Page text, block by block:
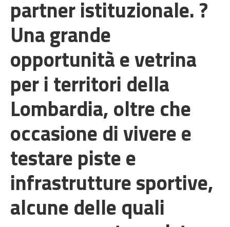
partner istituzionale. ?
Una grande
opportunità e vetrina
per i territori della
Lombardia, oltre che
occasione di vivere e
testare piste e
infrastrutture sportive,
alcune delle quali